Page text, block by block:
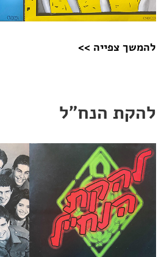
להמשך צפייה >>
להקת הנח"ל